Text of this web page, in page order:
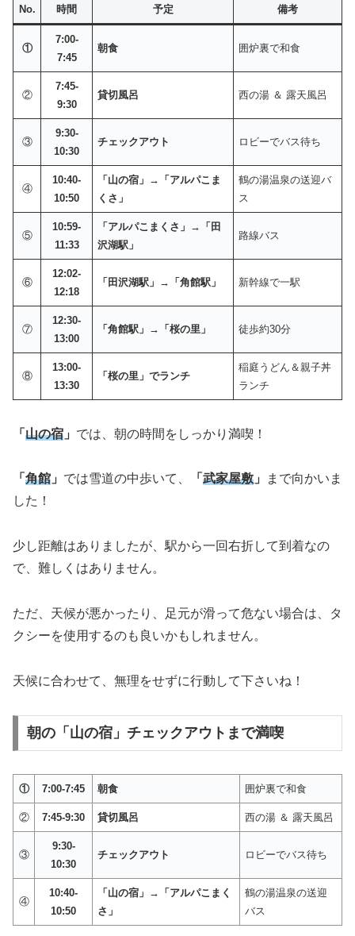
No. 時間 予定 備考
①
7:00-
7:45
朝食 囲炉裏で和食
②
7:45-
9:30
貸切風呂 西の湯 ＆ 露天風呂
③
9:30-
10:30
チェックアウト ロビーでバス待ち
④
10:40-
10:50
「山の宿」→「アルパこま
くさ」
鶴の湯温泉の送迎バ
ス
⑤
10:59-
11:33
「アルパこまくさ」→「田
沢湖駅」
路線バス
⑥
12:02-
12:18
「田沢湖駅」→「角館駅」 新幹線で一駅
⑦
12:30-
13:00
「角館駅」→「桜の里」 徒歩約30分
⑧
13:00-
13:30
「桜の里」でランチ
稲庭うどん＆親子丼
ランチ
「 山の宿 」 では、朝の時間をしっかり満喫！
「 角館 」 では雪道の中歩いて、 「 武家屋敷 」
まで向かいま
した！
少し距離はありましたが、駅から一回右折して到着なの
で、難しくはありません。
ただ、天候が悪かったり、足元が滑って危ない場合は、タ
クシーを使用するのも良いかもしれません。
天候に合わせて、無理をせずに行動して下さいね！
朝の「山の宿」チェックアウトまで満喫
① 7:00-7:45 朝食 囲炉裏で和食
② 7:45-9:30 貸切風呂 西の湯 ＆ 露天風呂
③
9:30-
10:30
チェックアウト ロビーでバス待ち
④
10:40-
10:50
「山の宿」→「アルパこまく
さ」
鶴の湯温泉の送迎
バス